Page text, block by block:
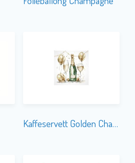
Kaffeservett Golden Champagne